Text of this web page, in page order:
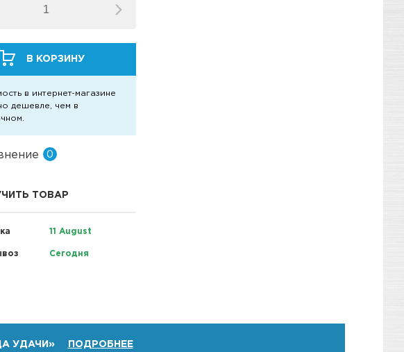
В КОРЗИНУ
в интернет-магазине
дешевле, чем в
0
ТОВАР
11 August
Сегодня
УДАЧИ»
ПОДРОБНЕЕ